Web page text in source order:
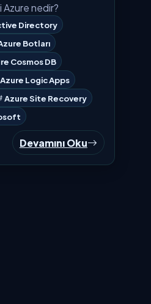
nedir?
Directory
Botları
Cosmos DB
Azure Logic Apps
Azure Site Recovery
Devamını Oku